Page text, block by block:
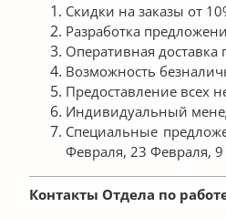
Скидки на заказы от
Разработка
Оперативная
Возможность
Предоставление всех
Индивидуальный
Специальные
Февраля, 23 Февраля,
Контакты Отдела по